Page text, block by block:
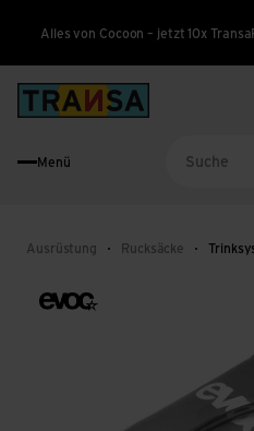
Alles von Cocoon – jetzt 10x
Menü
Ausrüstung Rucksäcke